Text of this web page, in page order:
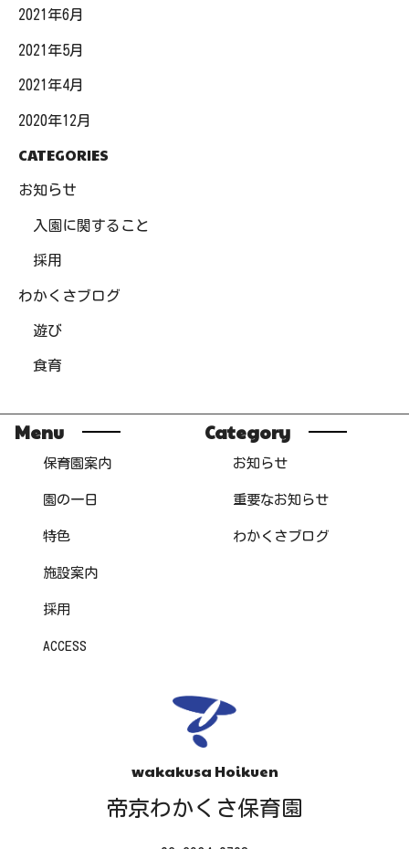
2021年6月
2021年5月
2021年4月
2020年12月
CATEGORIES
お知らせ
入園に関すること
採用
わかくさブログ
遊び
食育
Menu
保育園案内
園の一日
特色
施設案内
採用
ACCESS
Category
お知らせ
重要なお知らせ
わかくさブログ
wakakusa Hoikuen
帝京わかくさ保育園